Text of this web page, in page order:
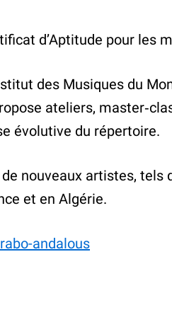
d’Aptitude pour les
des Musiques du
ateliers,
évolutive du répertoire.
nouveaux artistes,
et en Algérie.
andalous